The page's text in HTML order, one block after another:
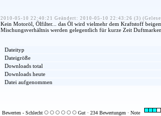
2010-05-10 22:40:21 Geändert: 2010-05-10 22:43:26 (3)
Kein Motoröl, Ölfilter... das Öl wird vielmehr dem Kraftstoff
Mischungsverhältnis werden gelegentlich für kurze Zeit
Dateityp
Dateigröße
Downloads total
Downloads heute
Datei aufgenommen
Bewerten - Schlecht Gut · 234 Bewertungen · Note